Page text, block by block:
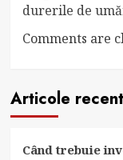
durerile de
Comments are
Articole
Când trebuie